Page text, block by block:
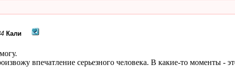
Кали
впечатление серьезного человека. В какие-то моменты -